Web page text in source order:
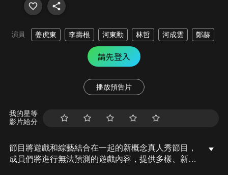
演員 姜虎東 李壽根 河東勳 林哲 河成雲 鄭赫
請先登入
播放預告片
我的星等
影片給分
節目將遊戲和綜藝結合在一起的新概念真人秀節目，
成員們將進行無法預測的遊戲內容，提供多樣、新鮮